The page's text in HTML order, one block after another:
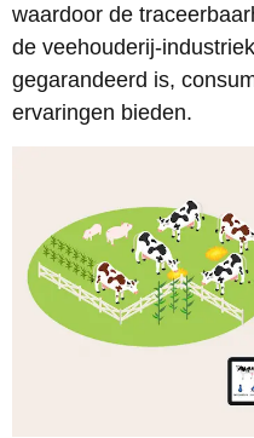
waardoor de
de veehouderij-
gegarandeerd is,
ervaringen bieden.